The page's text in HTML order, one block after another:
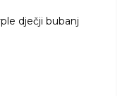
dječji bubanj